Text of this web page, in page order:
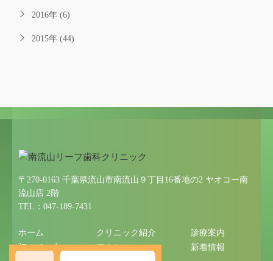
2016年 (6)
2015年 (44)
〒270-0163 千葉県流山市南流山９丁目16番地の2 ヤオコー南
流山店 2階
TEL：047-189-7431
ホーム クリニック紹介
診療案内
初めての方へ
アクセス
新着情報